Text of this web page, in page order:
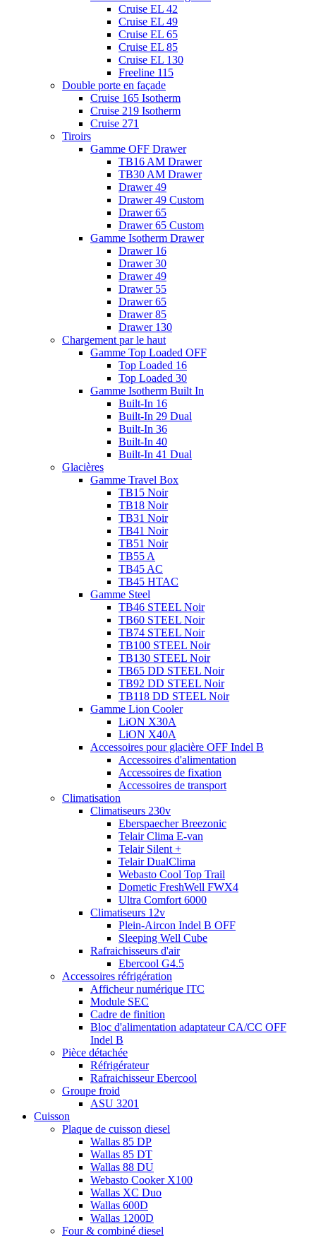
Cruise EL 42
Cruise EL 49
Cruise EL 65
Cruise EL 85
Cruise EL 130
Freeline 115
Double porte en façade
Cruise 165 Isotherm
Cruise 219 Isotherm
Cruise 271
Tiroirs
Gamme OFF Drawer
TB16 AM Drawer
TB30 AM Drawer
Drawer 49
Drawer 49 Custom
Drawer 65
Drawer 65 Custom
Gamme Isotherm Drawer
Drawer 16
Drawer 30
Drawer 49
Drawer 55
Drawer 65
Drawer 85
Drawer 130
Chargement par le haut
Gamme Top Loaded OFF
Top Loaded 16
Top Loaded 30
Gamme Isotherm Built In
Built-In 16
Built-In 29 Dual
Built-In 36
Built-In 40
Built-In 41 Dual
Glacières
Gamme Travel Box
TB15 Noir
TB18 Noir
TB31 Noir
TB41 Noir
TB51 Noir
TB55 A
TB45 AC
TB45 HTAC
Gamme Steel
TB46 STEEL Noir
TB60 STEEL Noir
TB74 STEEL Noir
TB100 STEEL Noir
TB130 STEEL Noir
TB65 DD STEEL Noir
TB92 DD STEEL Noir
TB118 DD STEEL Noir
Gamme Lion Cooler
LiON X30A
LiON X40A
Accessoires pour glacière OFF Indel B
Accessoires d'alimentation
Accessoires de fixation
Accessoires de transport
Climatisation
Climatiseurs 230v
Eberspaecher Breezonic
Telair Clima E-van
Telair Silent +
Telair DualClima
Webasto Cool Top Trail
Dometic FreshWell FWX4
Ultra Comfort 6000
Climatiseurs 12v
Plein-Aircon Indel B OFF
Sleeping Well Cube
Rafraichisseurs d'air
Ebercool G4.5
Accessoires réfrigération
Afficheur numérique ITC
Module SEC
Cadre de finition
Bloc d'alimentation adaptateur CA/CC OFF
Indel B
Pièce détachée
Réfrigérateur
Rafraichisseur Ebercool
Groupe froid
ASU 3201
Cuisson
Plaque de cuisson diesel
Wallas 85 DP
Wallas 85 DT
Wallas 88 DU
Webasto Cooker X100
Wallas XC Duo
Wallas 600D
Wallas 1200D
Four & combiné diesel